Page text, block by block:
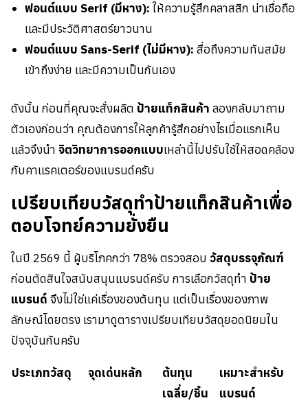
ฟอนต์แบบ Serif (มีหาง):ให้ความรู้สึกคลาสสิก น่าเชื่อถือ
และมีประวัติศาสตร์ยาวนาน
ฟอนต์แบบ Sans-Serif (ไม่มีหาง): สื่อถึงความทันสมัย
เข้าถึงง่าย และมีความเป็นกันเอง
ดังนั้น ก่อนที่คุณจะสั่งผลิต ป้ายแท็กสินค้า ลองกลับมาถาม
ตัวเองก่อนว่า คุณต้องการให้ลูกค้ารู้สึกอย่างไรเมื่อแรกเห็น
แล้วจึงนำ จิตวิทยาการออกแบบเหล่านี้ไปปรับใช้ให้สอดคล้อง
กับคาแรคเตอร์ของแบรนด์ครับ
เปรียบเทียบวัสดุทำป้ายแท็กสินค้าเพื่อ
ตอบโจทย์ความยั่งยืน
ในปี 2569 นี้ ผู้บริโภคกว่า 78% ตรวจสอบ วัสดุบรรจุภัณฑ์
ก่อนตัดสินใจสนับสนุนแบรนด์ครับ การเลือกวัสดุทำ ป้าย
แบรนด์ จึงไม่ใช่แค่เรื่องของต้นทุน แต่เป็นเรื่องของภาพ
ลักษณ์โดยตรง เรามาดูตารางเปรียบเทียบวัสดุยอดนิยมใน
ปัจจุบันกันครับ
ประเภทวัสดุ จุดเด่นหลัก
ต้นทุน
เฉลี่ย/ชิ้น
เหมาะสำหรับ
แบรนด์